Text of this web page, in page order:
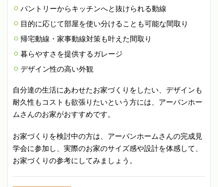
パントリーからキッチンへと抜けられる動線
目的に応じて部屋を使い分けることも可能な間取り
帰宅動線・家事動線対策も叶えた間取り
暮らやすさを提供するガレージ
デザイン性の高い外観
自分達の生活にあわせたお家づくりをしたい、デザインも
耐久性もコストも欲張りたいという方には、アーバンホー
ムさんのお家がおすすめです。
お家づくりを検討中の方は、アーバンホームさんの完成見
学会に参加し、実際のお家のサイズ感や設計を体感して、
お家づくりの参考にしてみましょう。